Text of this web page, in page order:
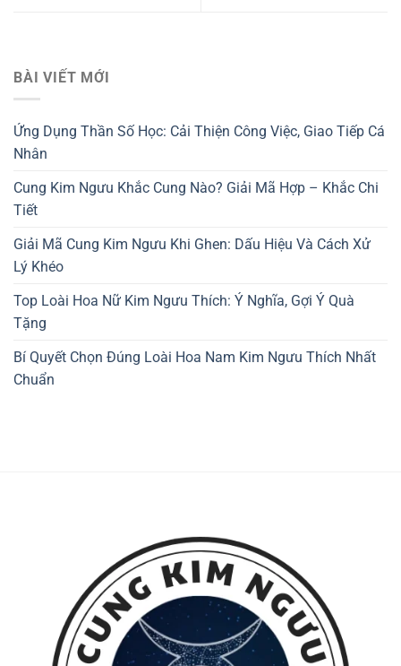
BÀI VIẾT MỚI
Ứng Dụng Thần Số Học: Cải Thiện Công Việc, Giao Tiếp Cá
Nhân
Cung Kim Ngưu Khắc Cung Nào? Giải Mã Hợp – Khắc Chi
Tiết
Giải Mã Cung Kim Ngưu Khi Ghen: Dấu Hiệu Và Cách Xử
Lý Khéo
Top Loài Hoa Nữ Kim Ngưu Thích: Ý Nghĩa, Gợi Ý Quà
Tặng
Bí Quyết Chọn Đúng Loài Hoa Nam Kim Ngưu Thích Nhất
Chuẩn